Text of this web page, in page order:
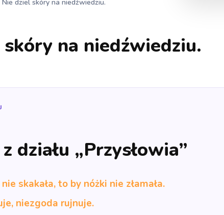
Nie dziel skóry na niedźwiedziu.
na niedźwiedziu.
działu „Przysłowia”
skakała, to by nóżki nie złamała.
niezgoda rujnuje.